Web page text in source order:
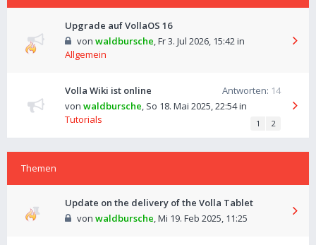
Upgrade auf VollaOS 16
von waldbursche,Fr 3. Jul 2026, 15:42in
Allgemein
Volla Wiki ist online Antworten: 14
von waldbursche, So 18. Mai 2025, 22:54in
Tutorials
1 2
Themen
Update on the delivery of the Volla Tablet
von waldbursche,Mi 19. Feb 2025, 11:25